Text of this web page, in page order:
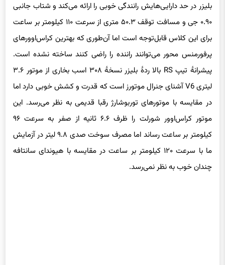
بلیزر در حد دارایی‌هایش رانندگی خوبی را ارائه می‌کند و شتاب جانبی
۰.۹۰ جی و مسافت توقف ۵۰.۳ متری از سرعت ۱۱۰ کیلومتر بر ساعت
برای این کلاس قابل‌توجه است اما آن‌طوری که بهترین کراس‌اوورهای
پرفورمنس محور می‌توانند راننده را راضی کنند ساخته نشده است.
پیشرانهٔ تیپ RS بالا ردهٔ بلیزر نسخهٔ ۳۰۸ اسب بخاری از موتور ۳.۶
لیتری V6 آشنای جنرال موتورز است که قدرت و کشش خوبی دارد اما
در مقایسه با موتورهای توربوشارژ رقبا قدیمی به نظر می‌رسد. این
موتور کراس‌اوور شورلت را ظرف ۶.۶ ثانیه از صفر به سرعت ۹۶
کیلومتر بر ساعت رساند اما مصرف سوخت صدی ۹.۸ لیتر در آزمایش
ما با سرعت ۱۲۰ کیلومتر بر ساعت در مقایسه با هیوندای سانتافه
چندان خوب به نظر نمی‌رسد.